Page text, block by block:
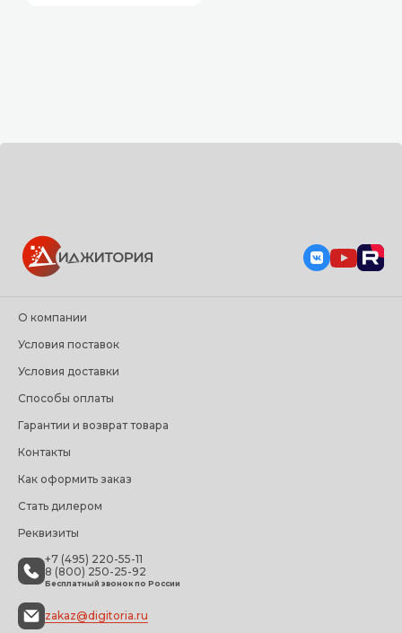
+7 (495) 220-55-11
8 (800) 250-25-92
Бесплатный звонок по России
zakaz@digitoria.ru
О компании
Условия поставок
Условия доставки
Способы оплаты
Гарантии и возврат товара
Контакты
Как оформить заказ
Стать дилером
Реквизиты